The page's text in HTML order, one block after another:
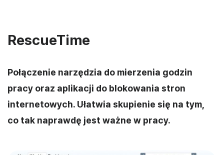
RescueTime
Połączenie narzędzia do mierzenia godzin
pracy oraz aplikacji do blokowania stron
internetowych. Ułatwia skupienie się na tym,
co tak naprawdę jest ważne w pracy.